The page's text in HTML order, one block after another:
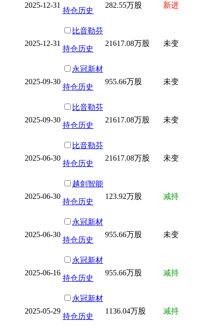
2025-12-31
持仓历史
282.55万股 新进
2025-12-31
比音勒芬
持仓历史
21617.08万股 未变
2025-09-30
永冠新材
持仓历史
955.66万股 未变
2025-09-30
比音勒芬
持仓历史
21617.08万股 未变
2025-06-30
比音勒芬
持仓历史
21617.08万股 未变
2025-06-30
越剑智能
持仓历史
123.92万股 减持
2025-06-30
永冠新材
持仓历史
955.66万股 未变
2025-06-16
永冠新材
持仓历史
955.66万股 减持
2025-05-29
永冠新材
持仓历史
1136.04万股 减持